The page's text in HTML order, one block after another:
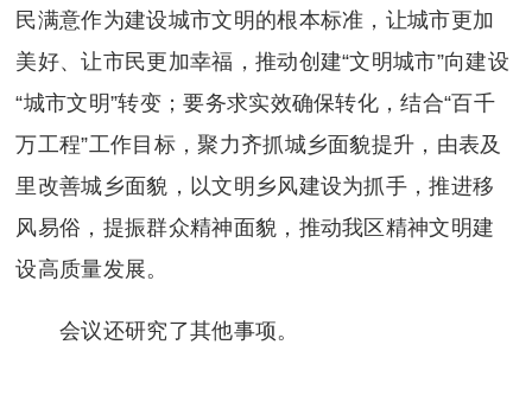
民满意作为建设城市文明的根本标准，让城市更加
美好、让市民更加幸福，推动创建“文明城市”向建设
“城市文明”转变；要务求实效确保转化，结合“百千
万工程”工作目标，聚力齐抓城乡面貌提升，由表及
里改善城乡面貌，以文明乡风建设为抓手，推进移
风易俗，提振群众精神面貌，推动我区精神文明建
设高质量发展。
会议还研究了其他事项。